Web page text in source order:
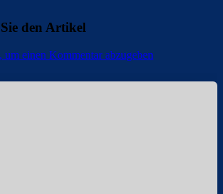
den Artikel
einen Kommentar abzugeben